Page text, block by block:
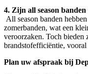
4. Zijn all season
All season banden
zomerbanden, wat een
veroorzaken. Toch bieden
brandstofefficiëntie,
Plan uw afspraak bij